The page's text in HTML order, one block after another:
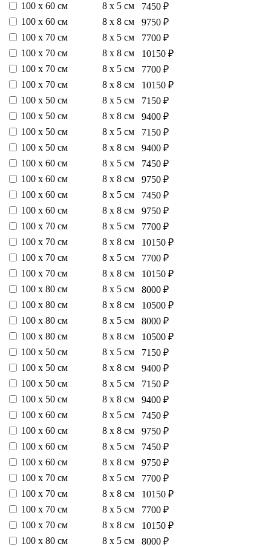
100 х 60 см
8 х 5 см
7450 ₽
100 х 60 см
8 х 8 см
9750 ₽
100 х 70 см
8 х 5 см
7700 ₽
100 х 70 см
8 х 8 см
10150 ₽
100 х 70 см
8 х 5 см
7700 ₽
100 х 70 см
8 х 8 см
10150 ₽
100 х 50 см
8 х 5 см
7150 ₽
100 х 50 см
8 х 8 см
9400 ₽
100 х 50 см
8 х 5 см
7150 ₽
100 х 50 см
8 х 8 см
9400 ₽
100 х 60 см
8 х 5 см
7450 ₽
100 х 60 см
8 х 8 см
9750 ₽
100 х 60 см
8 х 5 см
7450 ₽
100 х 60 см
8 х 8 см
9750 ₽
100 х 70 см
8 х 5 см
7700 ₽
100 х 70 см
8 х 8 см
10150 ₽
100 х 70 см
8 х 5 см
7700 ₽
100 х 70 см
8 х 8 см
10150 ₽
100 х 80 см
8 х 5 см
8000 ₽
100 х 80 см
8 х 8 см
10500 ₽
100 х 80 см
8 х 5 см
8000 ₽
100 х 80 см
8 х 8 см
10500 ₽
100 х 50 см
8 х 5 см
7150 ₽
100 х 50 см
8 х 8 см
9400 ₽
100 х 50 см
8 х 5 см
7150 ₽
100 х 50 см
8 х 8 см
9400 ₽
100 х 60 см
8 х 5 см
7450 ₽
100 х 60 см
8 х 8 см
9750 ₽
100 х 60 см
8 х 5 см
7450 ₽
100 х 60 см
8 х 8 см
9750 ₽
100 х 70 см
8 х 5 см
7700 ₽
100 х 70 см
8 х 8 см
10150 ₽
100 х 70 см
8 х 5 см
7700 ₽
100 х 70 см
8 х 8 см
10150 ₽
100 х 80 см
8 х 5 см
8000 ₽